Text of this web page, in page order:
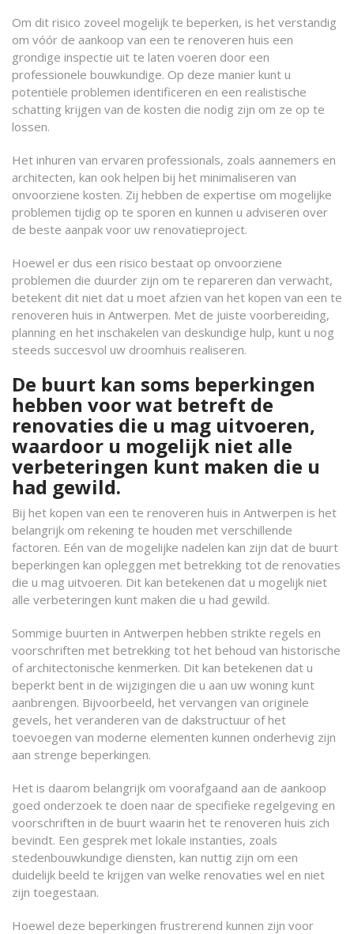
Om dit risico zoveel mogelijk te beperken, is het verstandig
om vóór de aankoop van een te renoveren huis een
grondige inspectie uit te laten voeren door een
professionele bouwkundige. Op deze manier kunt u
potentiële problemen identificeren en een realistische
schatting krijgen van de kosten die nodig zijn om ze op te
lossen.
Het inhuren van ervaren professionals, zoals aannemers en
architecten, kan ook helpen bij het minimaliseren van
onvoorziene kosten. Zij hebben de expertise om mogelijke
problemen tijdig op te sporen en kunnen u adviseren over
de beste aanpak voor uw renovatieproject.
Hoewel er dus een risico bestaat op onvoorziene
problemen die duurder zijn om te repareren dan verwacht,
betekent dit niet dat u moet afzien van het kopen van een te
renoveren huis in Antwerpen. Met de juiste voorbereiding,
planning en het inschakelen van deskundige hulp, kunt u nog
steeds succesvol uw droomhuis realiseren.
De buurt kan soms beperkingen
hebben voor wat betreft de
renovaties die u mag uitvoeren,
waardoor u mogelijk niet alle
verbeteringen kunt maken die u
had gewild.
Bij het kopen van een te renoveren huis in Antwerpen is het
belangrijk om rekening te houden met verschillende
factoren. Eén van de mogelijke nadelen kan zijn dat de buurt
beperkingen kan opleggen met betrekking tot de renovaties
die u mag uitvoeren. Dit kan betekenen dat u mogelijk niet
alle verbeteringen kunt maken die u had gewild.
Sommige buurten in Antwerpen hebben strikte regels en
voorschriften met betrekking tot het behoud van historische
of architectonische kenmerken. Dit kan betekenen dat u
beperkt bent in de wijzigingen die u aan uw woning kunt
aanbrengen. Bijvoorbeeld, het vervangen van originele
gevels, het veranderen van de dakstructuur of het
toevoegen van moderne elementen kunnen onderhevig zijn
aan strenge beperkingen.
Het is daarom belangrijk om voorafgaand aan de aankoop
goed onderzoek te doen naar de specifieke regelgeving en
voorschriften in de buurt waarin het te renoveren huis zich
bevindt. Een gesprek met lokale instanties, zoals
stedenbouwkundige diensten, kan nuttig zijn om een
duidelijk beeld te krijgen van welke renovaties wel en niet
zijn toegestaan.
Hoewel deze beperkingen frustrerend kunnen zijn voor